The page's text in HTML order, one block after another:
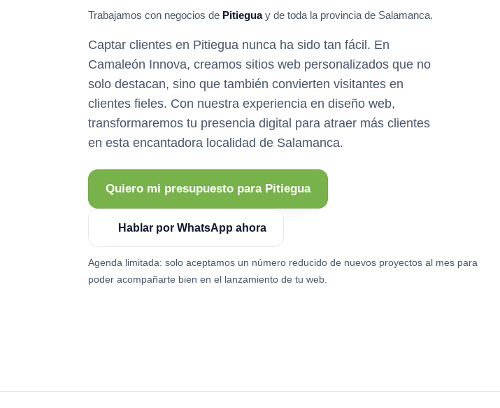
Trabajamos con negocios de Pitieguay de toda la provincia de Salamanca.
Captar clientes en Pitiegua nunca ha sido tan fácil. En
Camaleón Innova, creamos sitios web personalizados que no
solo destacan, sino que también convierten visitantes en
clientes fieles. Con nuestra experiencia en diseño web,
transformaremos tu presencia digital para atraer más clientes
en esta encantadora localidad de Salamanca.
Quiero mi presupuesto para Pitiegua
Hablar por WhatsApp ahora
Agenda limitada: solo aceptamos un número reducido de nuevos proyectos al mes para
poder acompañarte bien en el lanzamiento de tu web.